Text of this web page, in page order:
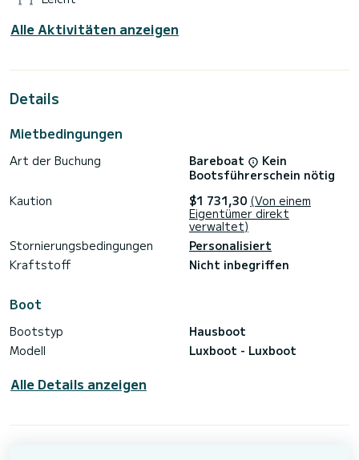
direkt von SamBoat bearbeitet. Über die Plattform erhalten
Alle Aktivitäten anzeigen
Details
Mietbedingungen
Art der Buchung Bareboat
Kein
Bootsführerschein nötig
Kaution
$1 731,30 (Von einem
Eigentümer direkt
verwaltet)
Stornierungsbedingungen
Personalisiert
Kraftstoff
Nicht inbegriffen
Boot
Bootstyp
Hausboot
Modell
Luxboot - Luxboot
Alle Details anzeigen